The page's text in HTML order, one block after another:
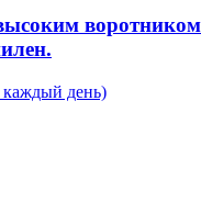
каждый день)